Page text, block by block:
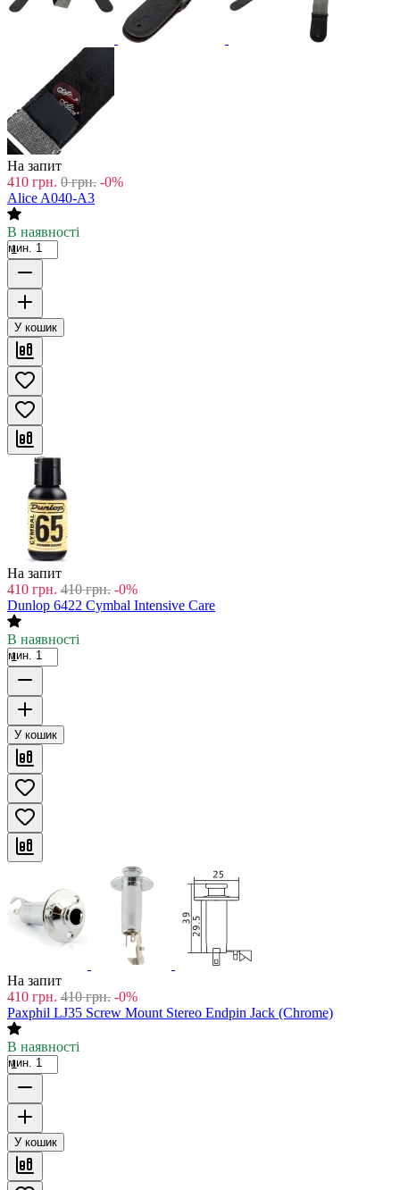
На запит
410 грн. 0 грн. -0%
Alice A040-A3
В наявності
мин. 1
У кошик
На запит
410 грн. 410 грн. -0%
Dunlop 6422 Cymbal Intensive Care
В наявності
мин. 1
У кошик
На запит
410 грн. 410 грн. -0%
Paxphil LJ35 Screw Mount Stereo Endpin Jack (Chrome)
В наявності
мин. 1
У кошик